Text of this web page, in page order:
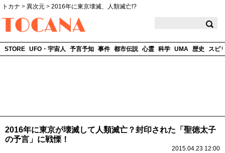
トカナ > 異次元 > 2016年に東京壊滅、人類滅亡!?
STORE UFO・宇宙人 予言予知 事件 都市伝説 心霊 科学 UMA 歴史 スピ
2016年に東京が壊滅して人類滅亡？封印された「聖徳太子
の予言」に戦慄！
2015.04.23 12:00